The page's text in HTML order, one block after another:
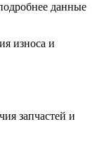
данные
износа и
запчастей и